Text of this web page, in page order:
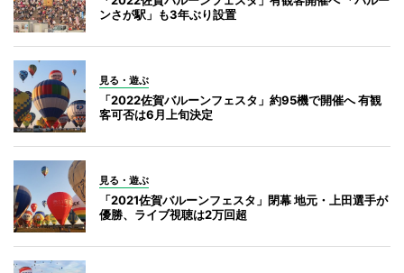
ンさが駅」も3年ぶり設置
見る・遊ぶ
「2022佐賀バルーンフェスタ」約95機で開催へ 有観
客可否は6月上旬決定
見る・遊ぶ
「2021佐賀バルーンフェスタ」閉幕 地元・上田選手が
優勝、ライブ視聴は2万回超